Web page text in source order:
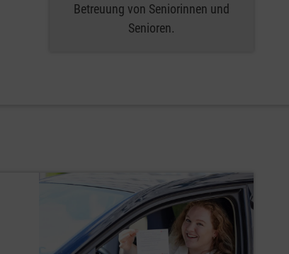
Betreuung von Seniorinnen und
Senioren.